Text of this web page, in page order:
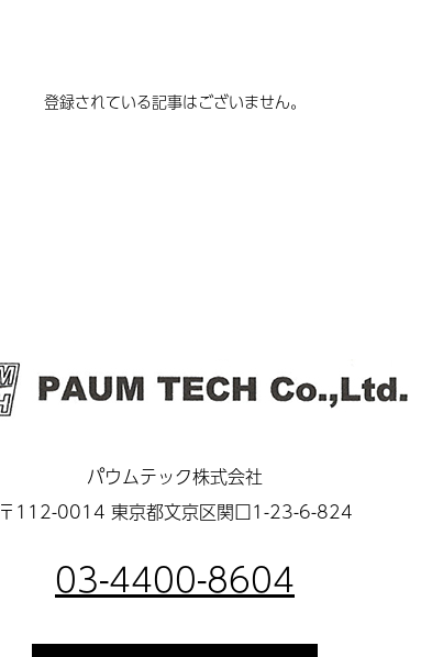
登録されている記事はございません。
パウムテック株式会社
〒112-0014 東京都文京区関口1-23-6-824
03-4400-8604